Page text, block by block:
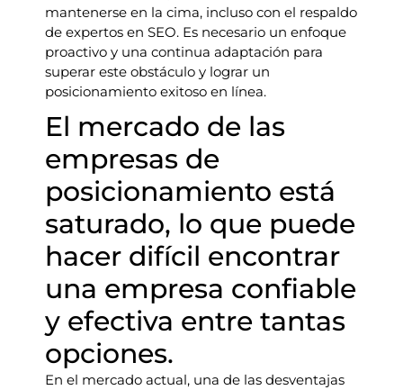
mantenerse en la cima, incluso con el respaldo
de expertos en SEO. Es necesario un enfoque
proactivo y una continua adaptación para
superar este obstáculo y lograr un
posicionamiento exitoso en línea.
El mercado de las
empresas de
posicionamiento está
saturado, lo que puede
hacer difícil encontrar
una empresa confiable
y efectiva entre tantas
opciones.
En el mercado actual, una de las desventajas